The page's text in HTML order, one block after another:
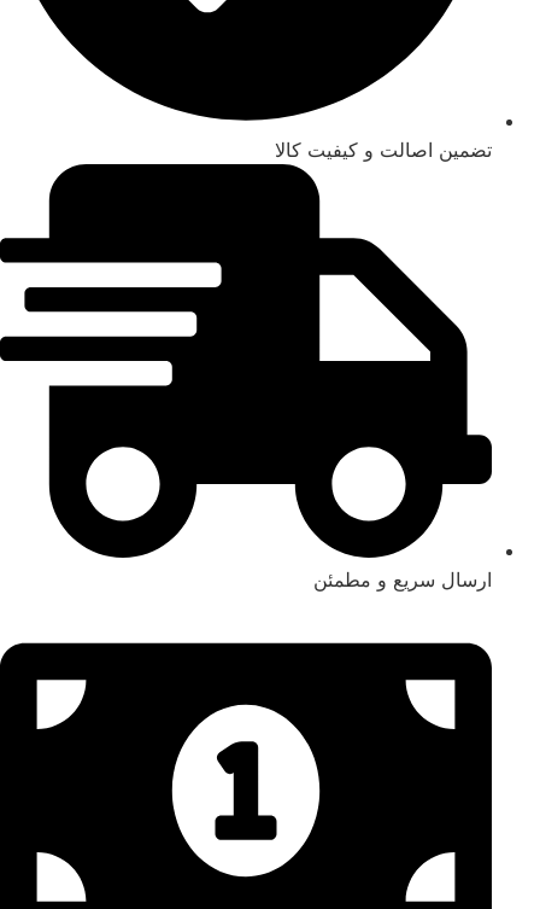
تضمین اصالت و کیفیت کالا
ارسال سریع و مطمئن